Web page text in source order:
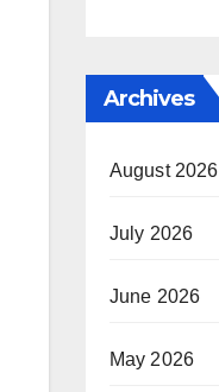
Archives
August 2026
July 2026
June 2026
May 2026